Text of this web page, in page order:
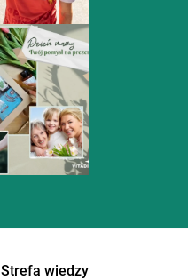
Strefa wiedzy